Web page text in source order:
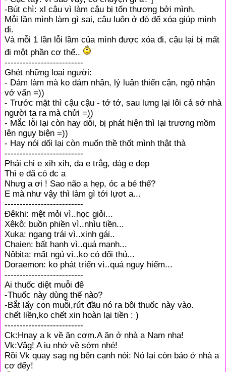
-Bút chì: xl cậu vì làm cậu bị tổn thương bởi mình.
Mỗi lần mình làm gì sai, cậu luôn ở đó để xóa giúp mình
đi.
Và mỗi 1 lần lỗi lầm của mình được xóa đi, cậu lại bị mất
đi một phần cơ thể..
--------------------------
Ghét những loại người:
- Dám làm mà ko dám nhận, lý luận thiển cận, ngộ nhận
vớ vẩn =))
- Trước mặt thì cậu cậu - tớ tớ, sau lưng lại lôi cả sớ nhà
người ta ra mà chửi =))
- Mắc lỗi lại còn hay dỗi, bị phát hiện thì lại trương mồm
lên ngụy biện =))
- Hay nói dối lại còn muốn thề thốt mình thật thà
--------------------------
Phải chi e xih xih, da e trắg, dág e đẹp
Thì e đã có đc a
Nhưg a ơi ! Sao não a hẹp, óc a bé thế?
E mà như vậy thì làm gì tới lựơt a...
--------------------------
Đêkhi: mệt mỏi vì..học giỏi...
Xêkô: buồn phiền vì..nhìu tiền...
Xuka: ngang trái vì..xinh gái..
Chaien: bất hạnh vì..quá mạnh...
Nôbita: mất ngủ vì..ko có đối thủ...
Doraemon: ko phát triển vì..quá nguy hiểm...
--------------------------
Ai thuốc diệt muỗi đê
-Thuốc này dùng thế nào?
-Bắt lấy con muỗi,rứt đầu nó ra bôi thuốc này vào.
chết liền,ko chết xin hoàn lại tiền : )
--------------------------
Ck:Hnay a k về ăn cơm.A ăn ở nhà a Nam nha!
Vk:Vâg! A iu nhớ về sớm nhé!
Rồi Vk quay sag ng bên cạnh nói: Nó lại còn bảo ở nhà a
cơ đếy!